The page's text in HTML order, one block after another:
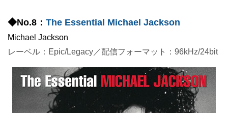
◆No.8： The Essential Michael Jackson
Michael Jackson
レーベル：Epic/Legacy／配信フォーマット：96kHz/24bit